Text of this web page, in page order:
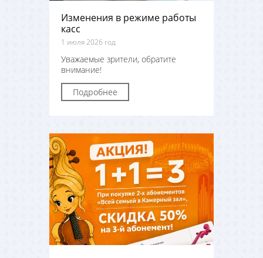
Изменения в режиме работы
касс
1 июля 2026 год
Уважаемые зрители, обратите
внимание!
Подробнее